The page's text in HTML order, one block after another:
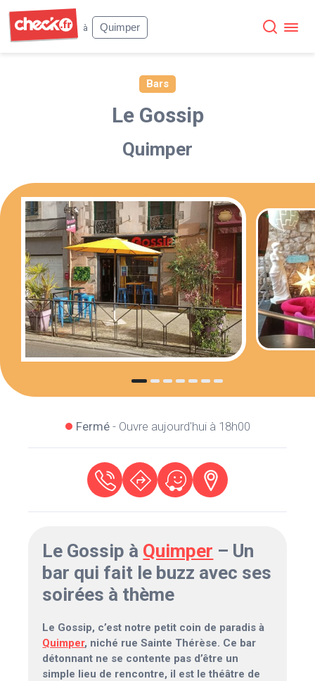
à
Quimper
Bars
Le Gossip
Quimper
Fermé- Ouvre aujourd'hui à 18h00
Le Gossip à Quimper – Un
bar qui fait le buzz avec ses
soirées à thème
Le Gossip, c’est notre petit coin de paradis à
Quimper, niché rue Sainte Thérèse. Ce bar
détonnant ne se contente pas d’être un
simple lieu de rencontre, il est le théâtre de